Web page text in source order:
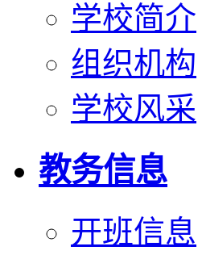
学校简介
组织机构
学校风采
教务信息
开班信息